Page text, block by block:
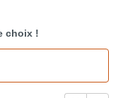
choix !